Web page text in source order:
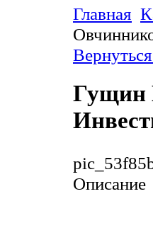
Главная
Гущин
Описание